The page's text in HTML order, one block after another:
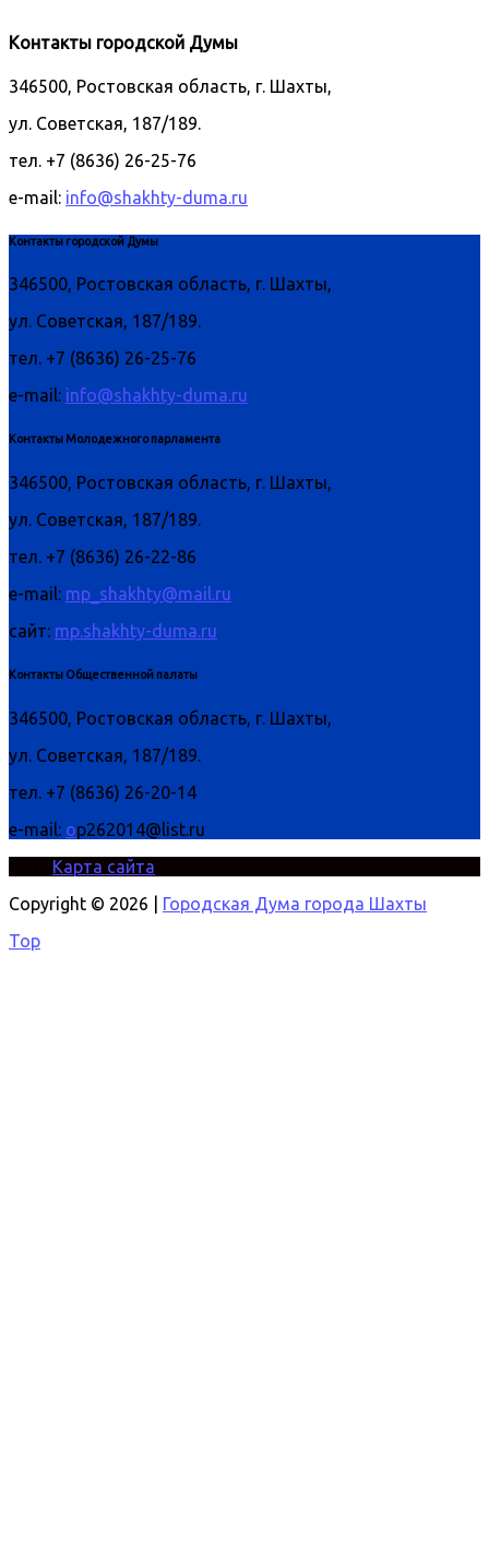
Контакты городской Думы
346500, Ростовская область, г. Шахты,
ул. Советская, 187/189.
тел. +7 (8636) 26-25-76
e-mail: info@shakhty-duma.ru
Контакты городской Думы
346500, Ростовская область, г. Шахты,
ул. Советская, 187/189.
тел. +7 (8636) 26-25-76
e-mail: info@shakhty-duma.ru
Контакты Молодежного парламента
346500, Ростовская область, г. Шахты,
ул. Советская, 187/189.
тел. +7 (8636) 26-22-86
e-mail: mp_shakhty@mail.ru
сайт: mp.shakhty-duma.ru
Контакты Общественной палаты
346500, Ростовская область, г. Шахты,
ул. Советская, 187/189.
тел. +7 (8636) 26-20-14
e-mail: op262014@list.ru
Карта сайта
Copyright © 2026 |
Городская Дума города Шахты
Top